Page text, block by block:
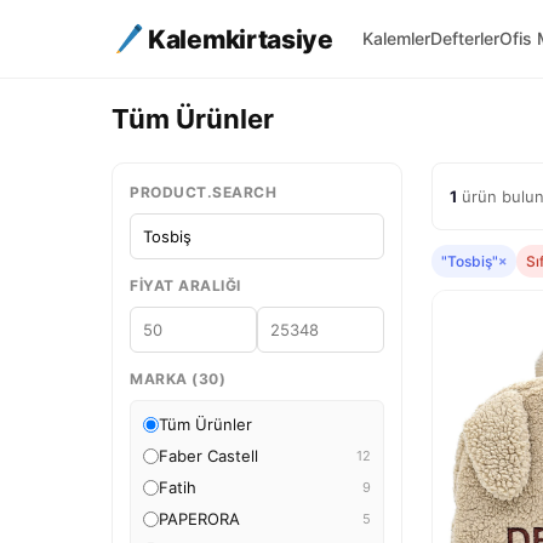
Kalemkirtasiye KalemlerDefterlerOfis
Tüm Ürünler
PRODUCT.SEARCH
FIYAT ARALIĞI
MARKA (30)
Tüm Ürünler
Faber Castell
12
Fatih 9
PAPERORA 5
1 ürün
"Tosbiş"×